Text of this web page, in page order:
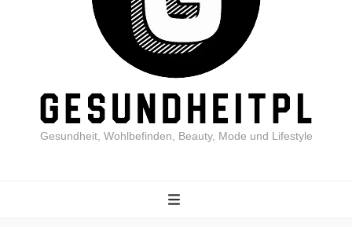
Gesundheit, Wohlbefinden, Beauty, Mode und Lifestyle